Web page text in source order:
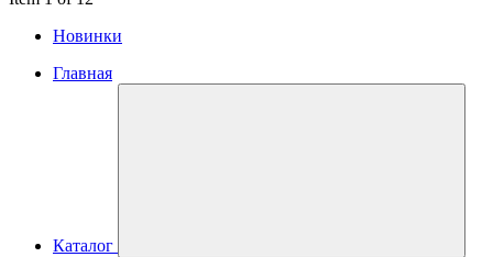
Новинки
Главная
Каталог